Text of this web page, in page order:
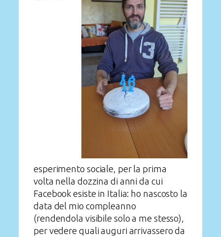
esperimento sociale, per la prima
volta nella dozzina di anni da cui
Facebook esiste in Italia: ho nascosto la
data del mio compleanno
(rendendola visibile solo a me stesso),
per vedere quali auguri arrivassero da